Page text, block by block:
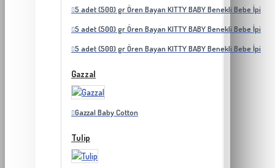
5 adet (500) gr Ören Bayan KITTY BABY Benekli Bebe İpi
5 adet (500) gr Ören Bayan KITTY BABY Benekli Bebe İpi
5 adet (500) gr Ören Bayan KITTY BABY Benekli Bebe İpi
Gazzal
Gazzal Baby Cotton
Tulip